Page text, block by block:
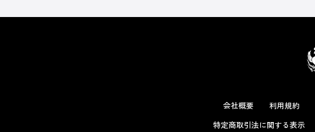
会社概要 利用規約
特定商取引法に関する表示